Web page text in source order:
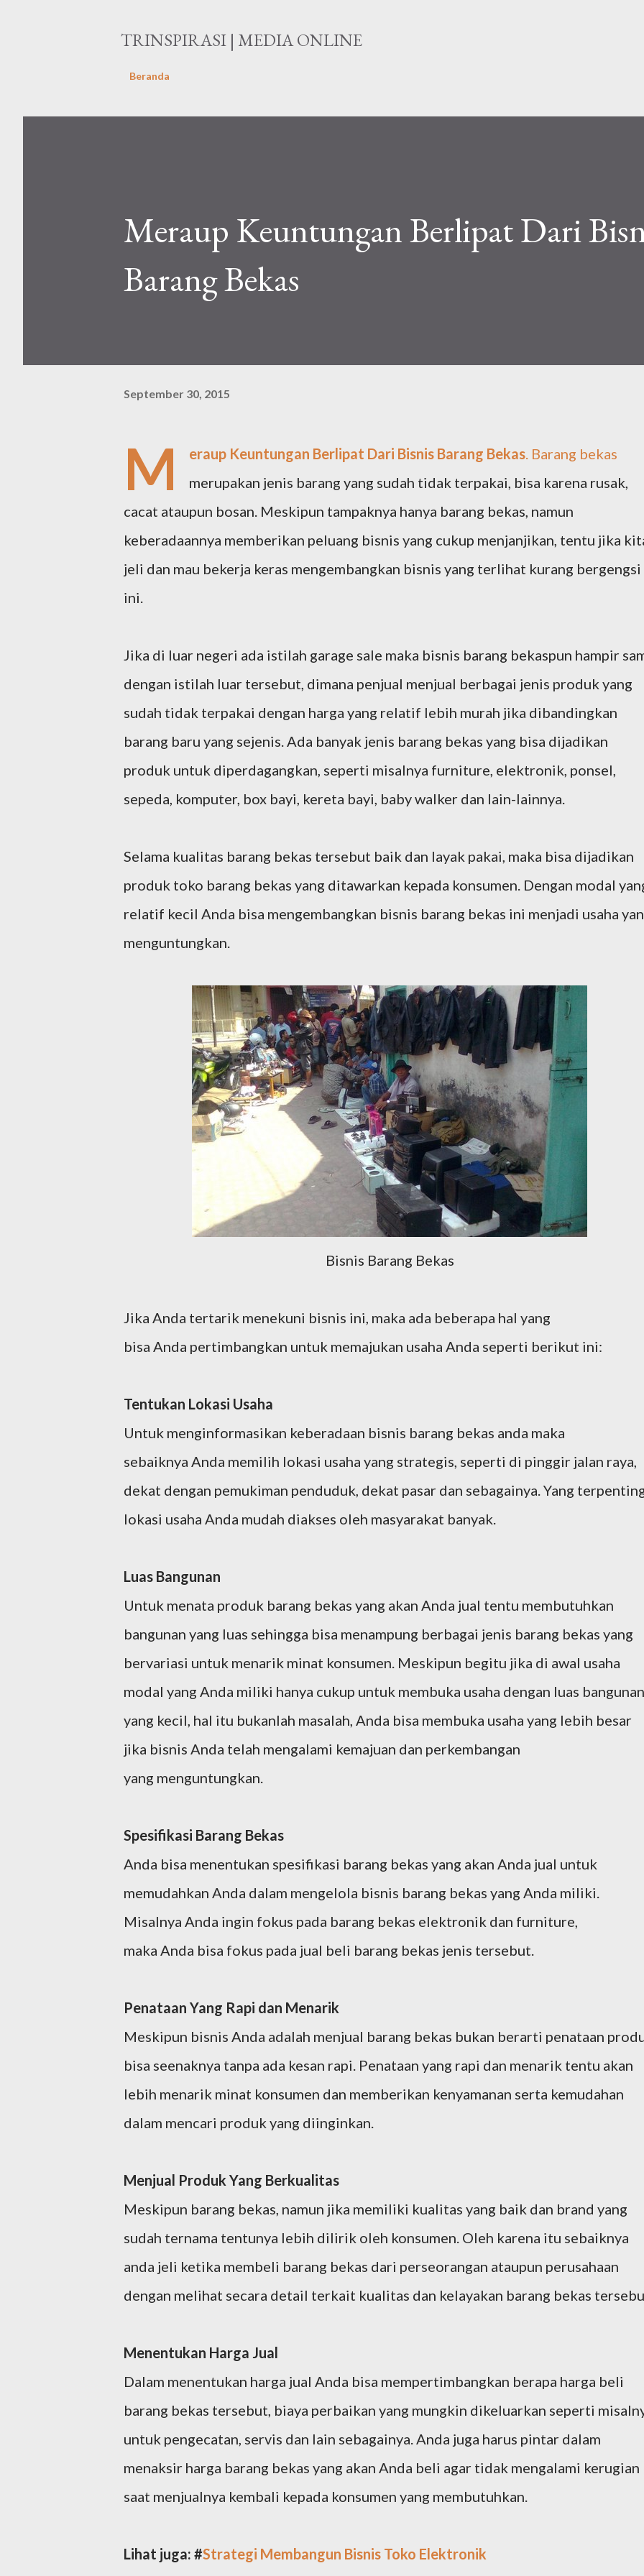
TRINSPIRASI | MEDIA ONLINE
Beranda
Meraup Keuntungan Berlipat Dari
Barang Bekas
September 30, 2015
M eraup Keuntungan Berlipat Dari Bisnis Barang Bekas. Barang bekas
merupakan jenis barang yang sudah tidak terpakai, bisa karena rusak,
cacat ataupun bosan. Meskipun tampaknya hanya barang bekas, namun
keberadaannya memberikan peluang bisnis yang cukup menjanjikan, tentu jika
jeli dan mau bekerja keras mengembangkan bisnis yang terlihat kurang bergengsi
ini.
Jika di luar negeri ada istilah garage sale maka bisnis barang bekaspun hampir
dengan istilah luar tersebut, dimana penjual menjual berbagai jenis produk yang
sudah tidak terpakai dengan harga yang relatif lebih murah jika dibandingkan
barang baru yang sejenis. Ada banyak jenis barang bekas yang bisa dijadikan
produk untuk diperdagangkan, seperti misalnya furniture, elektronik, ponsel,
sepeda, komputer, box bayi, kereta bayi, baby walker dan lain-lainnya.
Selama kualitas barang bekas tersebut baik dan layak pakai, maka bisa dijadikan
produk toko barang bekas yang ditawarkan kepada konsumen. Dengan modal
relatif kecil Anda bisa mengembangkan bisnis barang bekas ini menjadi usaha
menguntungkan.
Bisnis Barang Bekas
Jika Anda tertarik menekuni bisnis ini, maka ada beberapa hal yang
bisa Anda pertimbangkan untuk memajukan usaha Anda seperti berikut ini:
Tentukan Lokasi Usaha
Untuk menginformasikan keberadaan bisnis barang bekas anda maka
sebaiknya Anda memilih lokasi usaha yang strategis, seperti di pinggir jalan raya,
dekat dengan pemukiman penduduk, dekat pasar dan sebagainya. Yang
lokasi usaha Anda mudah diakses oleh masyarakat banyak.
Luas Bangunan
Untuk menata produk barang bekas yang akan Anda jual tentu membutuhkan
bangunan yang luas sehingga bisa menampung berbagai jenis barang bekas yang
bervariasi untuk menarik minat konsumen. Meskipun begitu jika di awal usaha
modal yang Anda miliki hanya cukup untuk membuka usaha dengan luas bangunan
yang kecil, hal itu bukanlah masalah, Anda bisa membuka usaha yang lebih besar
jika bisnis Anda telah mengalami kemajuan dan perkembangan
yang menguntungkan.
Spesifikasi Barang Bekas
Anda bisa menentukan spesifikasi barang bekas yang akan Anda jual untuk
memudahkan Anda dalam mengelola bisnis barang bekas yang Anda miliki.
Misalnya Anda ingin fokus pada barang bekas elektronik dan furniture,
maka Anda bisa fokus pada jual beli barang bekas jenis tersebut.
Penataan Yang Rapi dan Menarik
Meskipun bisnis Anda adalah menjual barang bekas bukan berarti penataan
bisa seenaknya tanpa ada kesan rapi. Penataan yang rapi dan menarik tentu akan
lebih menarik minat konsumen dan memberikan kenyamanan serta kemudahan
dalam mencari produk yang diinginkan.
Menjual Produk Yang Berkualitas
Meskipun barang bekas, namun jika memiliki kualitas yang baik dan brand yang
sudah ternama tentunya lebih dilirik oleh konsumen. Oleh karena itu sebaiknya
anda jeli ketika membeli barang bekas dari perseorangan ataupun perusahaan
dengan melihat secara detail terkait kualitas dan kelayakan barang bekas
Menentukan Harga Jual
Dalam menentukan harga jual Anda bisa mempertimbangkan berapa harga beli
barang bekas tersebut, biaya perbaikan yang mungkin dikeluarkan seperti
untuk pengecatan, servis dan lain sebagainya. Anda juga harus pintar dalam
menaksir harga barang bekas yang akan Anda beli agar tidak mengalami kerugian
saat menjualnya kembali kepada konsumen yang membutuhkan.
Lihat juga: #Strategi Membangun Bisnis Toko Elektronik